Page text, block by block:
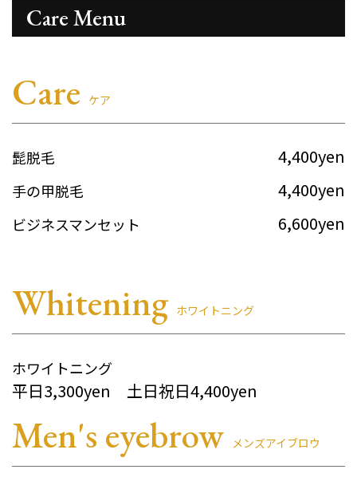
Care Menu
Care ケア
髭脱毛 4,400yen
手の甲脱毛 4,400yen
ビジネスマンセット 6,600yen
Whitening ホワイトニング
ホワイトニング
平日3,300yen 土日祝日4,400yen
Men's eyebrow メンズアイブロウ